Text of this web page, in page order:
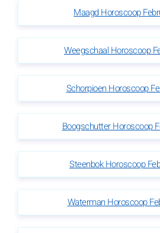
Maagd Horoscoop
Weegschaal Horoscoop
Schorpioen Horoscoop
Boogschutter Horoscoop
Steenbok Horoscoop
Waterman Horoscoop